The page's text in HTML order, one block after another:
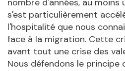
nombre d'années, au moins
s'est particulièrement
l'hospitalité que nous
face à la migration. Cette
avant tout une crise des
Nous défendons le principe